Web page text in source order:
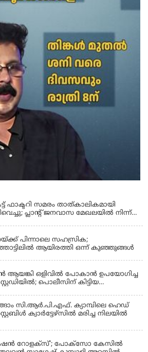
ഫാക്ടറി സമരം താത്കാലികമായി
പ്ലാൻ്റ് ജനവാസ മേഖലയിൽ നിന്ന്
പിന്നാലെ സഹസ്രിക;
ആയിരത്തി ഒന്ന് കുഞ്ഞുങ്ങള്‍
ഒളിവിൽ പോകാൻ ഉപയോഗിച്ച
പൊലീസിന് കിട്ടിയ
സി.ആർ.പി.എഫ്. ക്യാമ്പിലെ ഹെഡ്
ക്വാർട്ടേഴ്സിൽ മരിച്ച നിലയിൽ
റോളക്സ്'; പോക്സോ കേസിൽ